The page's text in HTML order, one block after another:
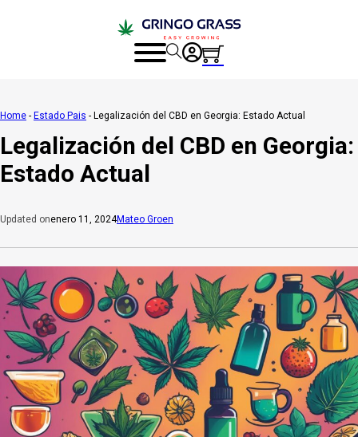
Home - Estado Pais - Legalización del CBD en Georgia: Estado Actual
Legalización del CBD en Georgia:
Estado Actual
Updated onenero 11, 2024Mateo Groen